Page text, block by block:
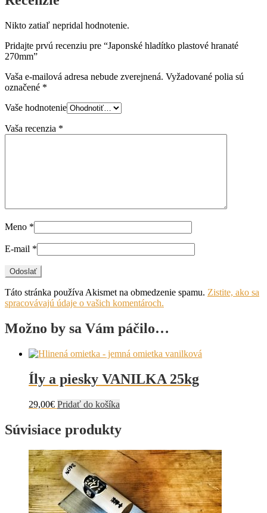
Nikto zatiaľ nepridal hodnotenie.
Pridajte prvú recenziu pre “Japonské hladítko plastové hranaté
270mm”
Vaša e-mailová adresa nebude zverejnená. Vyžadované polia sú
označené *
Vaše hodnotenie
Vaša recenzia *
Meno *
E-mail *
Táto stránka používa Akismet na obmedzenie spamu. Zistite, ako sa
spracovávajú údaje o vašich komentároch.
Možno by sa Vám páčilo…
Íly a piesky VANILKA 25kg
29,00€ Pridať do košíka
Súvisiace produkty